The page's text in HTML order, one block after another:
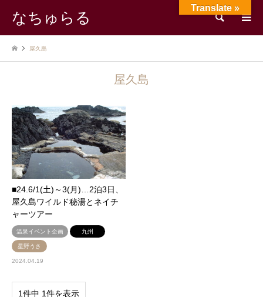
なちゅらる 検索
屋久島
屋久島
■24.6/1(土)～3(月)…2泊3日、
屋久島ワイルド秘湯とネイチ
ャーツアー
温泉イベント企画 九州
星野うさ
2024.04.19
1件中 1件を表示
Translate »